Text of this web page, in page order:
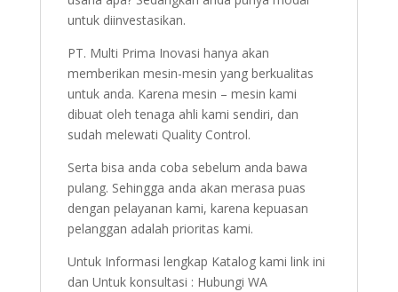
untuk diinvestasikan.
PT. Multi Prima Inovasi hanya akan
memberikan mesin-mesin yang berkualitas
untuk anda. Karena mesin – mesin kami
dibuat oleh tenaga ahli kami sendiri, dan
sudah melewati Quality Control.
Serta bisa anda coba sebelum anda bawa
pulang. Sehingga anda akan merasa puas
dengan pelayanan kami, karena kepuasan
pelanggan adalah prioritas kami.
Untuk Informasi lengkap Katalog kami link ini
dan Untuk konsultasi : Hubungi WA